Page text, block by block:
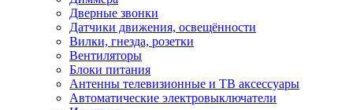
Дверные звонки
Датчики движения, освещённости
Вилки, гнезда, розетки
Вентиляторы
Блоки питания
Антенны телевизионные и ТВ аксессуары
Автоматические электровыключатели